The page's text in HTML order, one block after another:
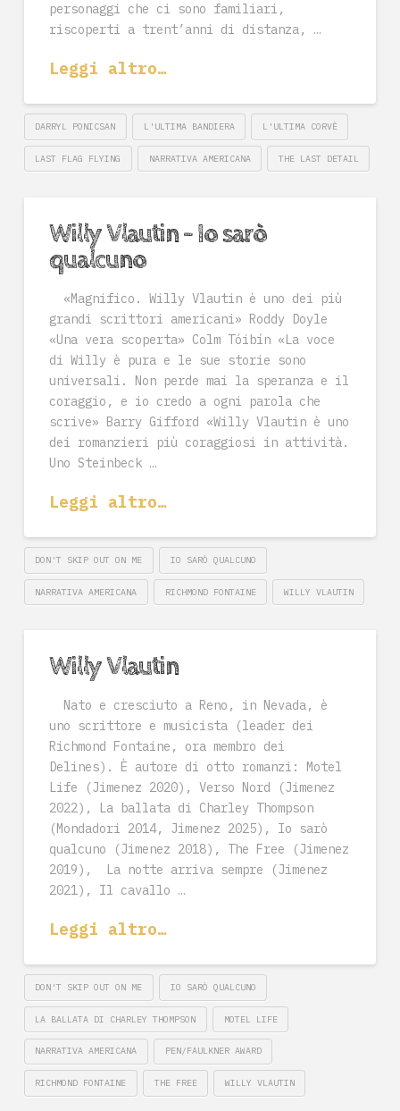
personaggi che ci sono familiari,
riscoperti a trent’anni di distanza, …
Leggi altro…
DARRYL PONICSAN L'ULTIMA BANDIERA L'ULTIMA CORVÈ
LAST FLAG FLYING NARRATIVA AMERICANA THE LAST DETAIL
Willy Vlautin – Io sarò
qualcuno
«Magnifico. Willy Vlautin è uno dei più
grandi scrittori americani» Roddy Doyle
«Una vera scoperta» Colm Tóibín «La voce
di Willy è pura e le sue storie sono
universali. Non perde mai la speranza e il
coraggio, e io credo a ogni parola che
scrive» Barry Gifford «Willy Vlautin è uno
dei romanzieri più coraggiosi in attività.
Uno Steinbeck …
Leggi altro…
DON'T SKIP OUT ON ME IO SARÒ QUALCUNO
NARRATIVA AMERICANA RICHMOND FONTAINE WILLY VLAUTIN
Willy Vlautin
Nato e cresciuto a Reno, in Nevada, è
uno scrittore e musicista (leader dei
Richmond Fontaine, ora membro dei
Delines). È autore di otto romanzi: Motel
Life (Jimenez 2020), Verso Nord (Jimenez
2022), La ballata di Charley Thompson
(Mondadori 2014, Jimenez 2025), Io sarò
qualcuno (Jimenez 2018), The Free (Jimenez
2019), La notte arriva sempre (Jimenez
2021), Il cavallo …
Leggi altro…
DON'T SKIP OUT ON ME IO SARÒ QUALCUNO
LA BALLATA DI CHARLEY THOMPSON MOTEL LIFE
NARRATIVA AMERICANA PEN/FAULKNER AWARD
RICHMOND FONTAINE THE FREE WILLY VLAUTIN